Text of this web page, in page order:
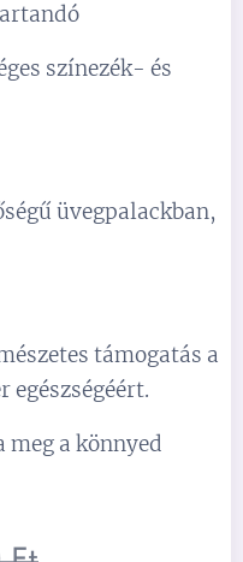
színezék- és
üvegpalackban,
támogatás a
egészségéért.
meg a könnyed